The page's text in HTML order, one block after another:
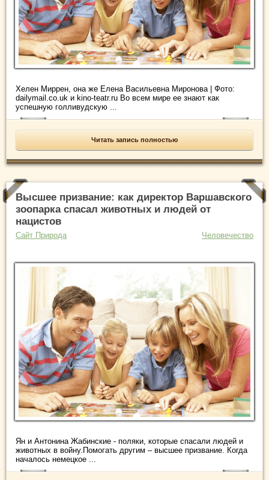
Хелен Миррен, она же Елена Васильевна Миронова | Фото:
dailymail.co.uk и kino-teatr.ru Во всем мире ее знают как
успешную голливудскую ...
Читать запись полностью
Высшее призвание: как директор Варшавского
зоопарка спасал животных и людей от
нацистов
Сайт Природа Человечество
Ян и Антонина Жабинские - поляки, которые спасали людей и
животных в войну.Помогать другим – высшее призвание. Когда
началось немецкое ...